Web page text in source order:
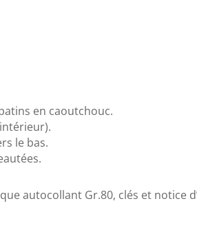
en caoutchouc.
le bas.
autocollant Gr.80, clés et notice